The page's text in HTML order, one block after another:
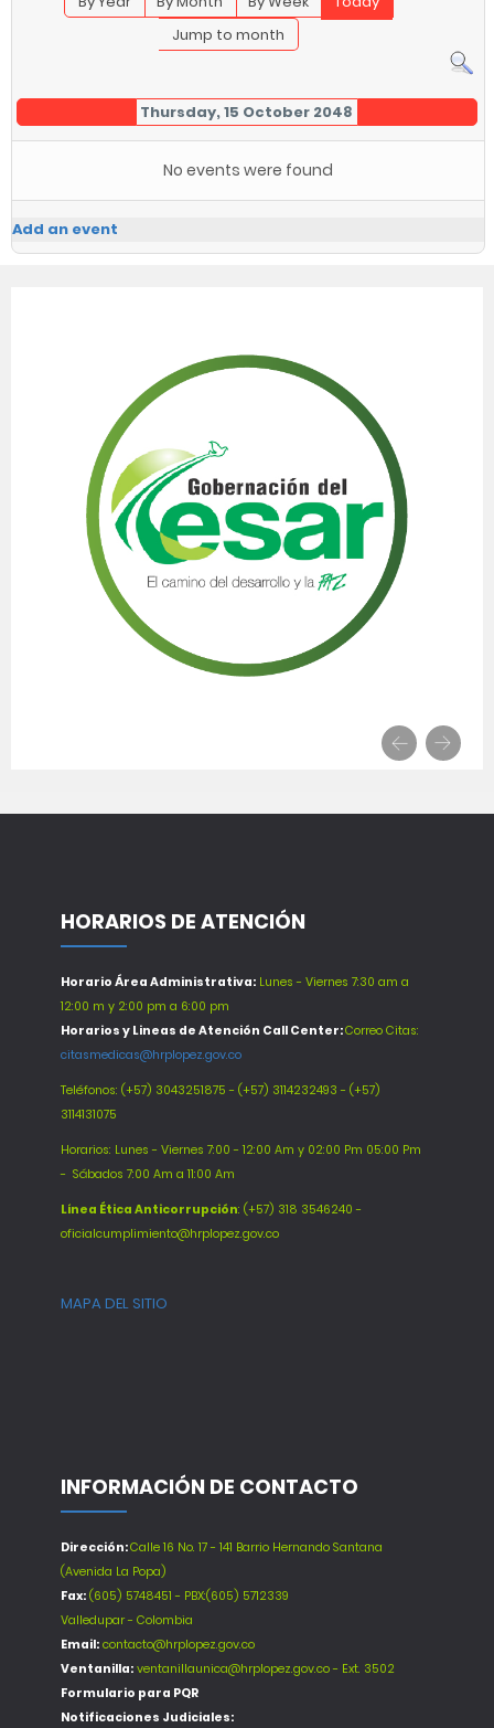
Jump to month
Thursday, 15 October 2048
No events were found
Add an event
HORARIOS DE ATENCIÓN
Horario Área Administrativa: Lunes - Viernes 7:30 am a
12:00 m y 2:00 pm a 6:00 pm
Horarios y Lineas de Atención Call Center:Correo Citas:
citasmedicas@hrplopez.gov.co
Teléfonos: (+57) 3043251875 - (+57) 3114232493 - (+57)
3114131075
Horarios: Lunes - Viernes 7:00 - 12:00 Am y 02:00 Pm 05:00 Pm
- Sábados 7:00 Am a 11:00 Am
Línea Ética Anticorrupción: (+57) 318 3546240 -
oficialcumplimiento@hrplopez.gov.co
MAPA DEL SITIO
INFORMACIÓN DE CONTACTO
Dirección:Calle 16 No. 17 - 141 Barrio Hernando Santana
(Avenida La Popa)
Fax: (605) 5748451 - PBX:(605) 5712339
Valledupar - Colombia
Email: contacto@hrplopez.gov.co
Ventanilla: ventanillaunica@hrplopez.gov.co - Ext. 3502
Formulario para PQR
Notificaciones Judiciales: